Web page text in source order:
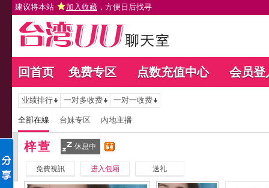
建议将本站 加入收藏 ，方便日后找寻
回首页 免费专区 点数充值中心 会员登
业绩排行 一对多收费 一对一收费
全部在線 台妹专区 內地主播
梓萱 休息中
免費視訊 进入包厢 送礼